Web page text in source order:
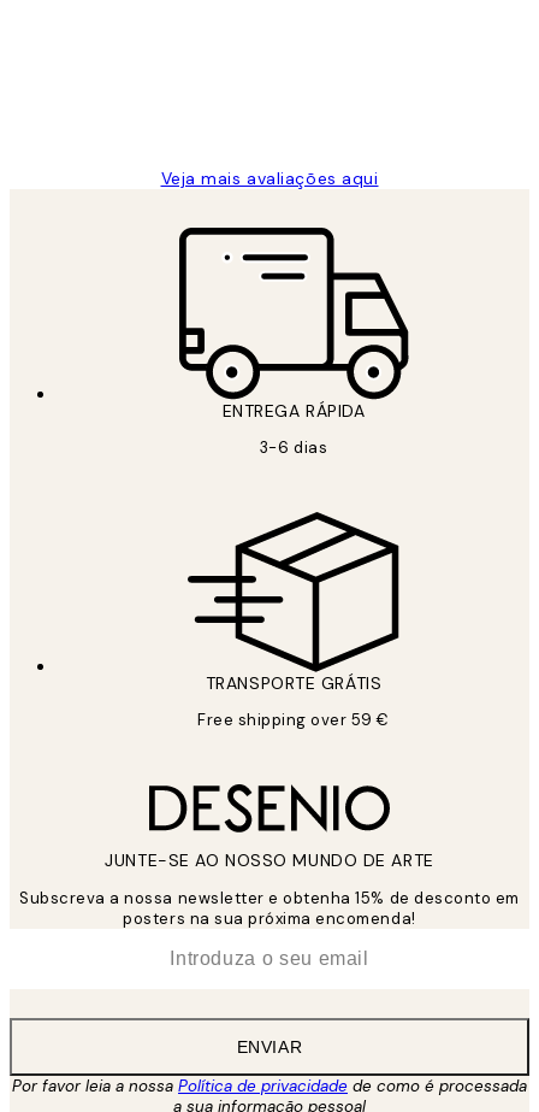
Veja mais avaliações aqui
ENTREGA RÁPIDA
3-6 dias
TRANSPORTE GRÁTIS
Free shipping over 59 €
JUNTE-SE AO NOSSO MUNDO DE ARTE
Subscreva a nossa newsletter e obtenha 15% de desconto em
posters na sua próxima encomenda!
ENVIAR
Por favor leia a nossa Política de privacidade de como é processada
a sua informação pessoal